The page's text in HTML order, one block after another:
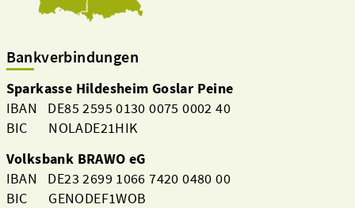
Bankverbindungen
Sparkasse Hildesheim Goslar Peine
IBAN DE85 2595 0130 0075 0002 40
BIC NOLADE21HIK
Volksbank BRAWO eG
IBAN DE23 2699 1066 7420 0480 00
BIC GENODEF1WOB